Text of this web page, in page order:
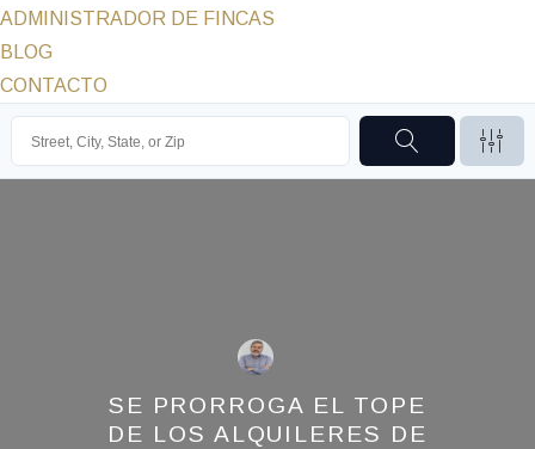
ADMINISTRADOR DE FINCAS
BLOG
CONTACTO
SE PRORROGA EL TOPE
DE LOS ALQUILERES DE